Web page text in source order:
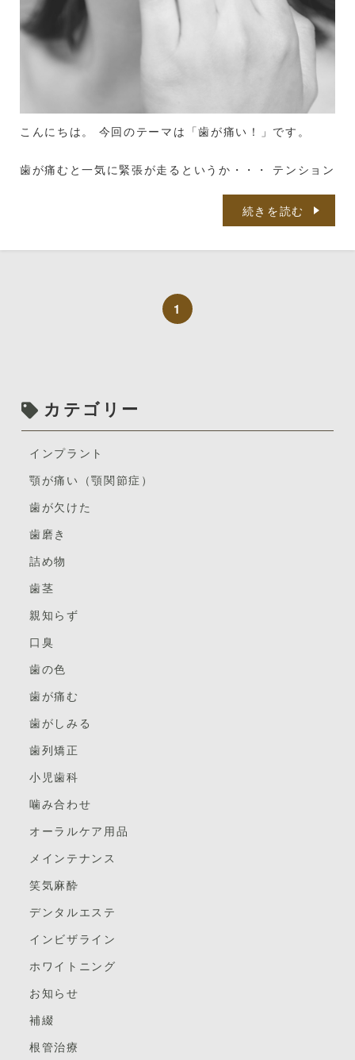
親知らずの抜歯を検討する際には、歯科医師が患者の口
腔内の状態を詳しく診察し、レントゲン検査などを行う
ことが一般的です。
これにより、親知らずの位置や成長方向、周囲の歯や神
経組織への影響を評価し、適切な治療計画を立てること
最終的に、親知らずを抜くべきかどうかは、患者さんの
症状や口腔内の状態、歯科医師の臨床判断に基づいて決
定されます。
患者さんが痛みや腫れ、不快感を感じている場合や、親
知らずが周囲の歯に影響を与えている場合には、抜歯が
こんにちは。 今回のテーマは「歯が痛い！」です。
歯が痛むと一気に緊張が走るというか・・・ テンション
① ズキズキ痛む
キ・・・ ずぅーっとズキズキ・・・ 虫歯が神経を刺激
しているのかもしれません。
ゲン診査をして虫歯の大きさをしっかりと調べてもらい
ましょう。
② 噛むと痛む
(1) 虫歯 噛んだ拍子に虫歯の穴に食べ物が入り込
み痛んでいるのかもしれません。
らいましょう。
※虫歯の治療と予防について
(2) 歯周病 歯周病が進むと歯を支えてくれている
そのグラグラしている歯で物を噛むと痛むことがありま
す。
まずは検査を受けご自分の歯周病の状態を確認しましょ
う。
そして適宜、必要な処置をしてもらいましょう。
続きを読む
1
カテゴリー
インプラント
顎が痛い（顎関節症）
歯が欠けた
歯磨き
詰め物
歯茎
親知らず
口臭
歯の色
歯が痛む
歯がしみる
歯列矯正
小児歯科
噛み合わせ
オーラルケア用品
メインテナンス
笑気麻酔
デンタルエステ
インビザライン
ホワイトニング
お知らせ
補綴
根管治療